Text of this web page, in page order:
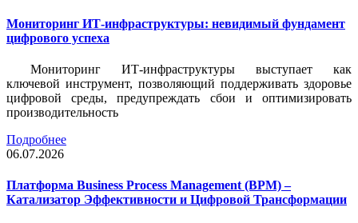
Мониторинг ИТ-инфраструктуры: невидимый фундамент
цифрового успеха
Мониторинг ИТ-инфраструктуры выступает как
ключевой инструмент, позволяющий поддерживать здоровье
цифровой среды, предупреждать сбои и оптимизировать
производительность
Подробнее
06.07.2026
Платформа Business Process Management (BPM) –
Катализатор Эффективности и Цифровой Трансформации